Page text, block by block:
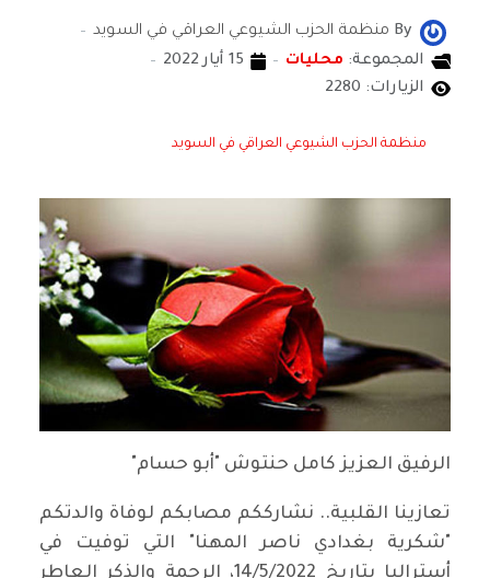
By منظمة الحزب الشيوعي العراقي في السويد
المجموعة: محليات
15 أيار 2022
الزيارات: 2280
منظمة الحزب الشيوعي العراقي في السويد
الرفيق العزيز كامل حنتوش "أبو حسام"
تعازينا القلبية.. نشارككم مصابكم لوفاة والدتكم
"شكرية بغدادي ناصر المهنا" التي توفيت في
أستراليا بتاريخ 14/5/2022، الرحمة والذكر العاطر